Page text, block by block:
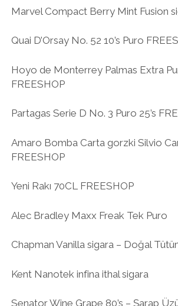
Marvel Compact Berry Mint Fusion
Quai D’Orsay No. 52 10’s Puro
Hoyo de Monterrey Palmas Extra
FREESHOP
Partagas Serie D No. 3 Puro 25’s
Amaro Bomba Carta gorzki Silvio
FREESHOP
Yeni Rakı 70CL FREESHOP
Alec Bradley Maxx Freak Tek Puro
Chapman Vanilla sigara – Doğal
Kent Nanotek infina ithal sigara
Senator Wine Grape 80’s – Şarap